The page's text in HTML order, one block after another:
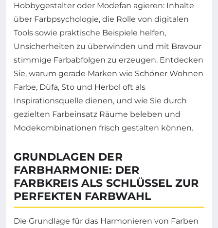
Hobbygestalter oder Modefan agieren: Inhalte
über Farbpsychologie, die Rolle von digitalen
Tools sowie praktische Beispiele helfen,
Unsicherheiten zu überwinden und mit Bravour
stimmige Farbabfolgen zu erzeugen. Entdecken
Sie, warum gerade Marken wie Schöner Wohnen
Farbe, Düfa, Sto und Herbol oft als
Inspirationsquelle dienen, und wie Sie durch
gezielten Farbeinsatz Räume beleben und
Modekombinationen frisch gestalten können.
GRUNDLAGEN DER
FARBHARMONIE: DER
FARBKREIS ALS SCHLÜSSEL ZUR
PERFEKTEN FARBWAHL
Die Grundlage für das Harmonieren von Farben